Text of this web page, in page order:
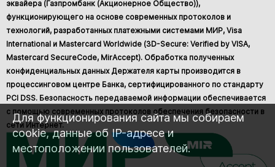
эквайера (Газпромбанк (Акционерное Общество)),
функционирующего на основе современных протоколов и
технологий, разработанных платежными системами МИР, Visa
International и Mastercard Worldwide (3D-Secure: Verified by VISA,
Mastercard SecureCode, MirAccept). Обработка полученных
конфиденциальных данных Держателя карты производится в
процессинговом центре Банка, сертифицированного по стандарту
PCI DSS. Безопасность передаваемой информации обеспечивается
с помощью современных протоколов обеспечения безопасности в
сети Интернет.
Для функционирования сайта мы собираем
cookie, данные об IP-адресе и
местоположении пользователей.